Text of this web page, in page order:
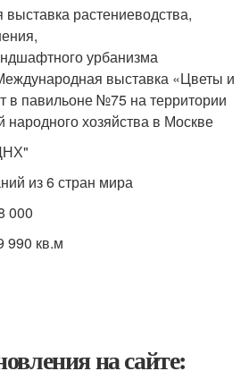
растениеводства,
урбанизма
выставка «Цветы и
в павильоне №75 на территории
народного хозяйства в Москве
из 6 стран мира
000
990 кв.м
на сайте: